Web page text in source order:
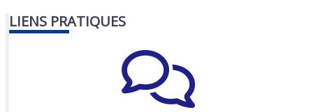
LIENS PRATIQUES